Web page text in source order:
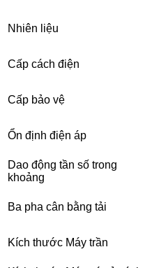
Nhiên liệu
Cấp cách điện
Cấp bảo vệ
Ổn định điện áp
Dao động tần số trong
khoảng
Ba pha cân bằng tải
Kích thước Máy trần